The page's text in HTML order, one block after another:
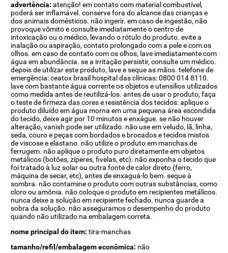
advertência: atenção! em contato com material combustível,
poderá ser inflamável. conserve fora do alcance das crianças e
dos animais domésticos. não ingerir. em caso de ingestão, não
provoque vômito e consulte imediatamente o centro de
intoxicação ou o médico, levando o rótulo do produto. evite a
inalação ou aspiração, contato prolongado com a pele e com os
olhos. em caso de contato com os olhos, lave imediatamente com
água em abundância. se a irritação persistir, consulte um médico.
depois de utilizar este produto, lave e seque as mãos. telefone de
emergência: ceatox brasil hospital das clínicas: 0800 014 8110.
lave com bastante água corrente os objetos e utensílios utilizados
como medida antes de reutilizá-los. antes de usar o produto, faça
o teste de firmeza das cores e resistência dos tecidos: aplique o
produto diluído em água morna em uma pequena área escondida
do tecido, deixe agir por 10 minutos e enxágue. se não houver
alteração, vanish pode ser utilizado. não use em veludo, lã, linha,
seda, couro e peças com bordados e brocados e tecidos mistos
de viscose e elastano. não utilize o produto em manchas de
ferrugem. não aplique o produto puro diretamente em objetos
metálicos (botões, zíperes, fivelas, etc). não exponha o tecido que
foi tratado à luz solar ou outra fonte de calor direto (ferro,
máquina de secar, etc), antes de enxaguá-lo bem. seque à
sombra. não contamine o produto com outras substâncias, como
cloro ou amônia. não coloque o produto em recipientes metálicos.
nunca deixe a solução em recipiente fechado. nunca guarde a
sobra da solução. não asseguramos o desempenho do produto
quando não utilizado na embalagem correta.
nome principal do item: tira-manchas
tamanho/refil/embalagem econômica: não